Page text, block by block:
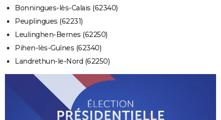
Bonningues-lès-Calais (62340)
Peuplingues (62231)
Leulinghen-Bernes (62250)
Pihen-lès-Guînes (62340)
Landrethun-le-Nord (62250)